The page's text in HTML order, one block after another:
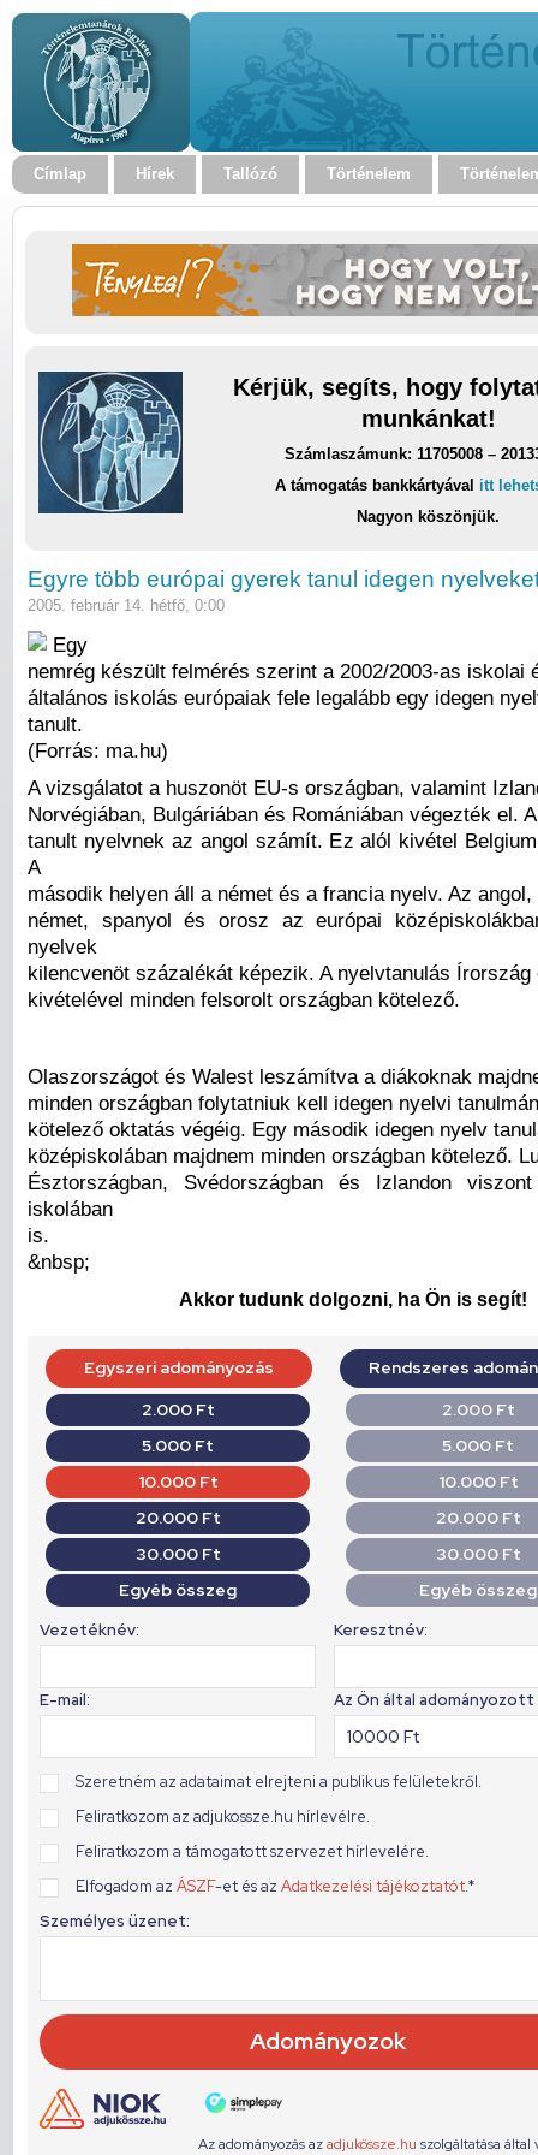
Címlap Hírek Tallózó Történelem
Kérjük, segíts, hogy
munkánkat!
Számlaszámunk: 11705008 –
A támogatás bankkártyával itt
Nagyon köszönjük.
Egyre több európai gyerek tanul idegen
2005. február 14. hétfő, 0:00
Egy
nemrég készült felmérés szerint a 2002/2003-as iskolai
általános iskolás európaiak fele legalább egy idegen
tanult.
(Forrás: ma.hu)
A vizsgálatot a huszonöt EU-s országban, valamint
Norvégiában, Bulgáriában és Romániában végezték el.
tanult nyelvnek az angol számít. Ez alól kivétel
A
második helyen áll a német és a francia nyelv. Az
német, spanyol és orosz az európai
nyelvek
kilencvenöt százalékát képezik. A nyelvtanulás Írország
kivételével minden felsorolt országban kötelező.
Olaszországot és Walest leszámítva a diákoknak
minden országban folytatniuk kell idegen nyelvi
kötelező oktatás végéig. Egy második idegen nyelv
középiskolában majdnem minden országban kötelező.
Észtországban, Svédországban és Izlandon
iskolában
is.
&nbsp;
Akkor tudunk dolgozni, ha Ön is segít!